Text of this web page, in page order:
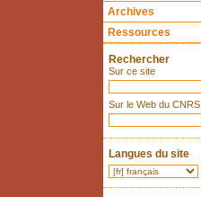
Archives
Ressources
Rechercher
Sur ce site
Sur le Web du CNRS
Langues du site